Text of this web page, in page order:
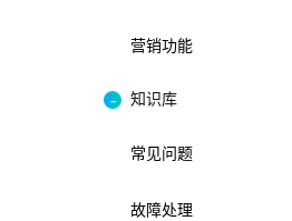
营销功能
知识库
常见问题
故障处理